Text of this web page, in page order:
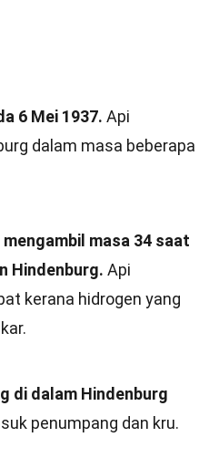
6 Mei 1937. Api
dalam masa beberapa
masa 34 saat
Hindenburg. Api
kerana hidrogen yang
di dalam Hindenburg
penumpang dan kru.